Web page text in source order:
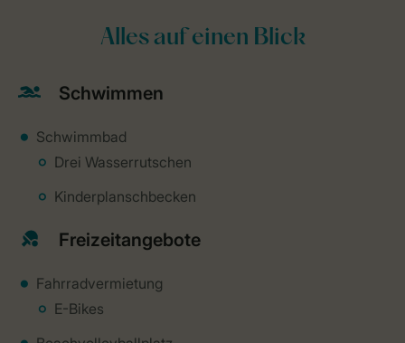
Alles auf einen Blick
Schwimmen
Schwimmbad
Drei Wasserrutschen
Kinderplanschbecken
Freizeitangebote
Fahrradvermietung
E-Bikes